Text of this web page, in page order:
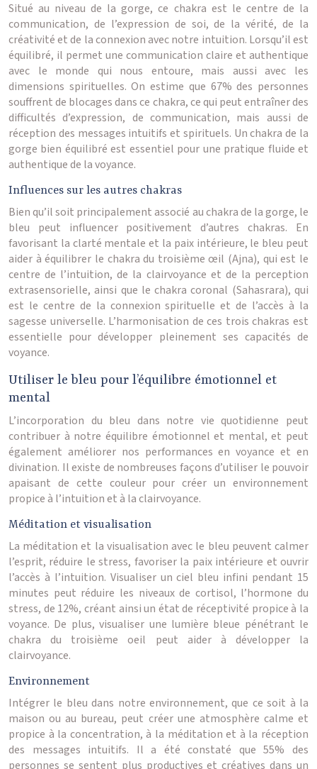
Situé au niveau de la gorge, ce chakra est le centre de la
communication, de l’expression de soi, de la vérité, de la
créativité et de la connexion avec notre intuition. Lorsqu’il est
équilibré, il permet une communication claire et authentique
avec le monde qui nous entoure, mais aussi avec les
dimensions spirituelles. On estime que 67% des personnes
souffrent de blocages dans ce chakra, ce qui peut entraîner des
difficultés d’expression, de communication, mais aussi de
réception des messages intuitifs et spirituels. Un chakra de la
gorge bien équilibré est essentiel pour une pratique fluide et
authentique de la voyance.
Influences sur les autres chakras
Bien qu’il soit principalement associé au chakra de la gorge, le
bleu peut influencer positivement d’autres chakras. En
favorisant la clarté mentale et la paix intérieure, le bleu peut
aider à équilibrer le chakra du troisième œil (Ajna), qui est le
centre de l’intuition, de la clairvoyance et de la perception
extrasensorielle, ainsi que le chakra coronal (Sahasrara), qui
est le centre de la connexion spirituelle et de l’accès à la
sagesse universelle. L’harmonisation de ces trois chakras est
essentielle pour développer pleinement ses capacités de
voyance.
Utiliser le bleu pour l’équilibre émotionnel et
mental
L’incorporation du bleu dans notre vie quotidienne peut
contribuer à notre équilibre émotionnel et mental, et peut
également améliorer nos performances en voyance et en
divination. Il existe de nombreuses façons d’utiliser le pouvoir
apaisant de cette couleur pour créer un environnement
propice à l’intuition et à la clairvoyance.
Méditation et visualisation
La méditation et la visualisation avec le bleu peuvent calmer
l’esprit, réduire le stress, favoriser la paix intérieure et ouvrir
l’accès à l’intuition. Visualiser un ciel bleu infini pendant 15
minutes peut réduire les niveaux de cortisol, l’hormone du
stress, de 12%, créant ainsi un état de réceptivité propice à la
voyance. De plus, visualiser une lumière bleue pénétrant le
chakra du troisième oeil peut aider à développer la
clairvoyance.
Environnement
Intégrer le bleu dans notre environnement, que ce soit à la
maison ou au bureau, peut créer une atmosphère calme et
propice à la concentration, à la méditation et à la réception
des messages intuitifs. Il a été constaté que 55% des
personnes se sentent plus productives et créatives dans un